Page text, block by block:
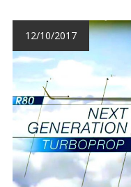
12/10/2017